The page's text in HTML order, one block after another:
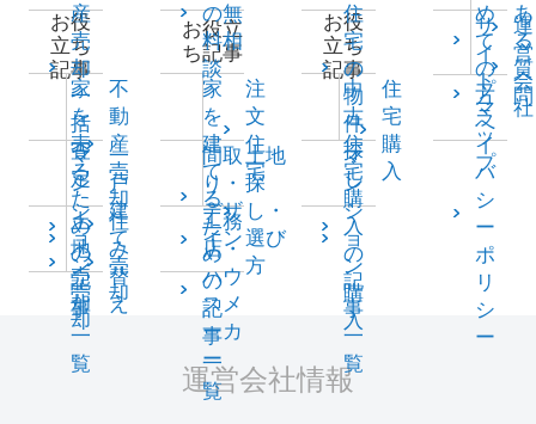
産
売
却
一
括
査
定
お役
立ち
記事
家
を
売
る
た
め
の
記
事
一
覧
不
動
産
売
却
マ
ン
シ
ョ
ン
売
却
一
戸
建
て
売
却
土
地
売
却
住
み
替
え
の無
料相
談
お役立
ち記事
家
を
建
て
る
た
め
の
記
事
一
覧
注
文
住
宅
間取
り・
デザ
イン
土地
探
し・
選び
方
工務
店・
ハウ
スメ
ーカ
ー
住
宅
の
物
件
探
し
お役
立ち
記事
中
古
住
宅
購
入
の
記
事
一
覧
住
宅
購
入
マ
ン
シ
ョ
ン
購
入
め
て
の
方
へ
あ
る
質
問
サ
イ
ト
マ
ッ
プ
運
営
会
社
プ
ラ
イ
バ
シ
ー
ポ
リ
シ
ー
運営会社情報